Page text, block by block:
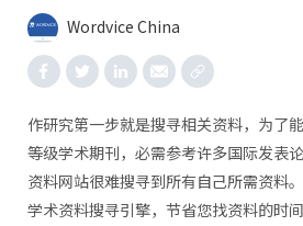
Wordvice China
作研究第一步就是搜寻相关资料，为了
等级学术期刊，必需参考许多国际发表
资料网站很难搜寻到所有自己所需资料
学术资料搜寻引擎，节省您找资料的时间